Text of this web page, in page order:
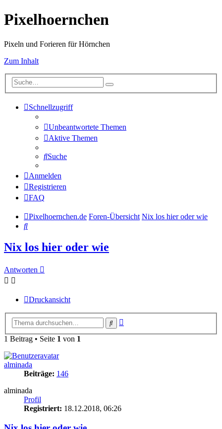
Pixelhoernchen
Pixeln und Forieren für Hörnchen
Zum Inhalt
Schnellzugriff
Unbeantwortete Themen
Aktive Themen
Suche
Anmelden
Registrieren
FAQ
Pixelhoernchen.de Foren-Übersicht Nix los hier oder wie
Suche
Nix los hier oder wie
Antworten
Druckansicht
Suche
1 Beitrag • Seite 1 von 1
alminada
Beiträge: 146
alminada
Profil
Registriert: 18.12.2018, 06:26